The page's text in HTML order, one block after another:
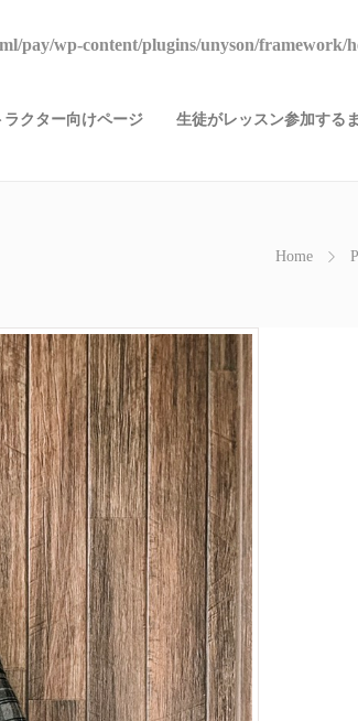
pay/wp-content/plugins/unyson/framework/
ラクター向けページ 生徒がレッスン参加する
Home